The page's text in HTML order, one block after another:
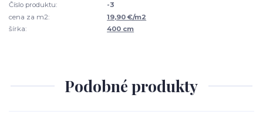
Číslo produktu:
-3
cena za m2:
19,90 €/m2
šírka:
400 cm
Podobné produkty